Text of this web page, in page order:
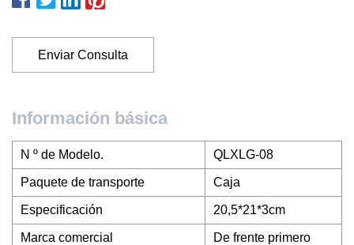
Enviar Consulta
Información básica
N º de Modelo. QLXLG-08
Paquete de transporte Caja
Especificación 20,5*21*3cm
Marca comercial De frente primero